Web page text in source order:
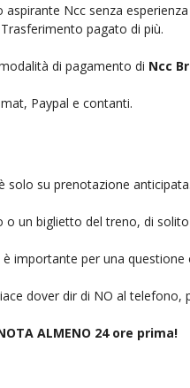
Ncc senza
pagato di più.
di pagamento di Ncc
Paypal e contanti.
solo su prenotazione anticipata.
o un biglietto del treno, di
importante per una questione
dover dir di NO al
ALMENO 24 ore prima!